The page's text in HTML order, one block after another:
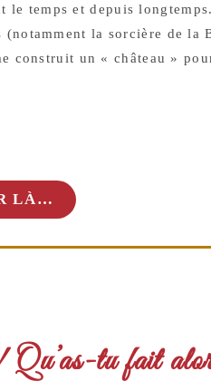
temps et depuis longtemps.
(notamment la sorcière de la
construit un « château »
LÀ…
tu fait